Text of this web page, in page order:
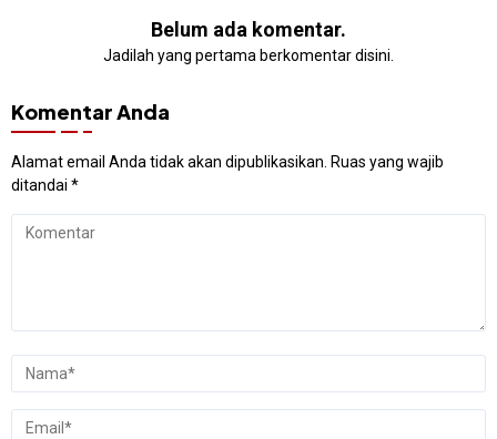
Belum ada komentar.
Jadilah yang pertama berkomentar disini.
Komentar Anda
Alamat email Anda tidak akan dipublikasikan. Ruas yang wajib
ditandai *